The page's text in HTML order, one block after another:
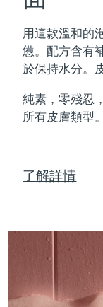
用這款溫和的
憊。配方含有
於保持水分。
純素，零殘忍
所有皮膚類型。
了解詳情
All
All
All
All
All
IPL
痘肌護理
眼
牙齒美白
更多的
德國
希臘
匈牙利
印尼
愛爾蘭